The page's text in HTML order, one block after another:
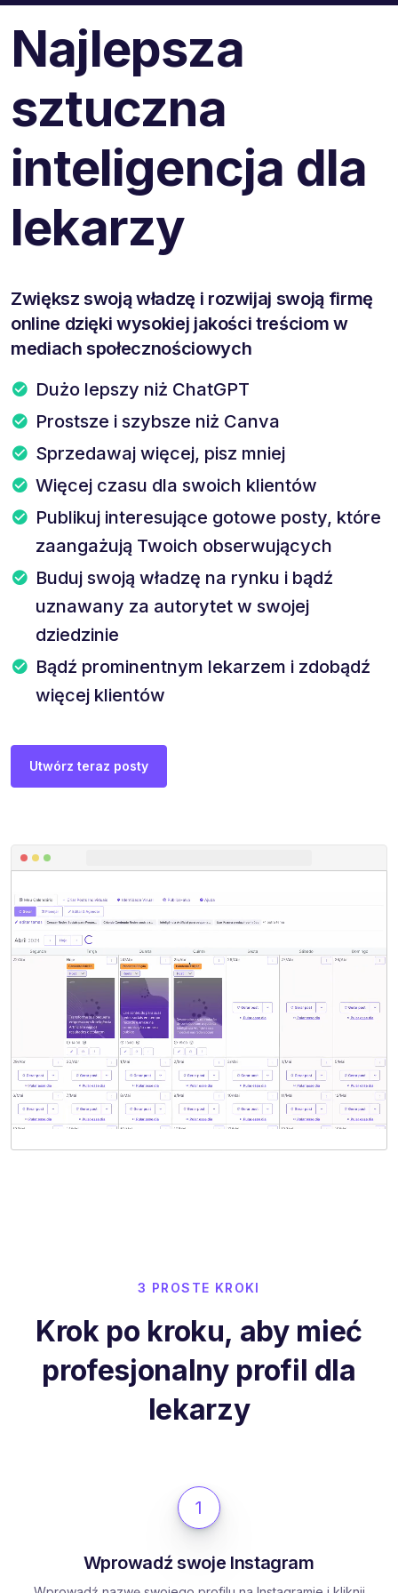
Najlepsza
sztuczna
inteligencja dla
lekarzy
Zwiększ swoją władzę i rozwijaj swoją firmę
online dzięki wysokiej jakości treściom w
mediach społecznościowych
Dużo lepszy niż ChatGPT
Prostsze i szybsze niż Canva
Sprzedawaj więcej, pisz mniej
Więcej czasu dla swoich klientów
Publikuj interesujące gotowe posty, które
zaangażują Twoich obserwujących
Buduj swoją władzę na rynku i bądź
uznawany za autorytet w swojej
dziedzinie
Bądź prominentnym lekarzem i zdobądź
więcej klientów
Utwórz teraz posty
3 PROSTE KROKI
Krok po kroku, aby mieć
profesjonalny profil dla
lekarzy
1
Wprowadź swoje Instagram